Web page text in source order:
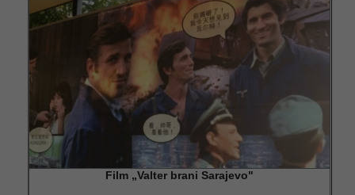
Film „Valter brani Sarajevo"